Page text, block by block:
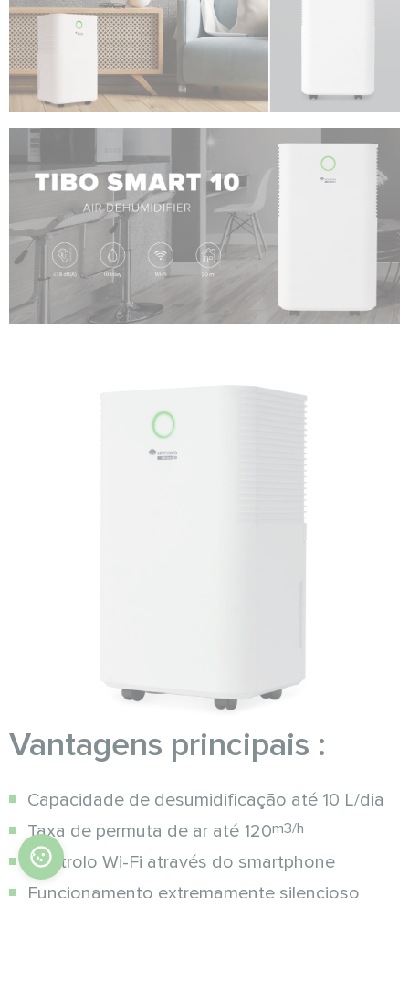
Vantagens principais :
Capacidade de desumidificação até 10 L/dia
Taxa de permuta de ar até 120m3/h
Controlo Wi-Fi através do smartphone
Funcionamento extremamente silencioso